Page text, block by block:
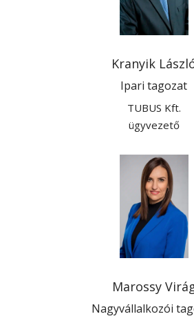
Kranyik
Ipari tagozat
TUBUS Kft.
ügyvezető
Marossy
Nagyvállalkozói